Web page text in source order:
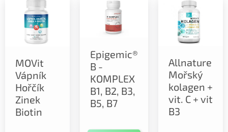
MOVit
Vápník
Hořčík
Zinek
Biotin
Epigemic®
B -
KOMPLEX
B1, B2, B3,
B5, B7
Allnature
Mořský
kolagen +
vit. C + vit
B3